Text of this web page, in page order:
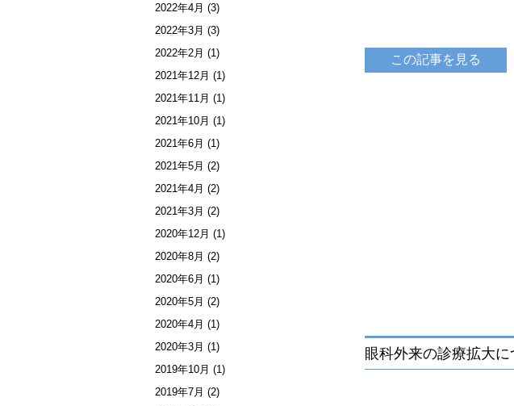
2022年4月 (3)
2022年3月 (3)
2022年2月 (1)
2021年12月 (1)
2021年11月 (1)
2021年10月 (1)
2021年6月 (1)
2021年5月 (2)
2021年4月 (2)
2021年3月 (2)
2020年12月 (1)
2020年8月 (2)
2020年6月 (1)
2020年5月 (2)
2020年4月 (1)
2020年3月 (1)
2019年10月 (1)
2019年7月 (2)
この記事を見る
眼科外来の診療拡大に